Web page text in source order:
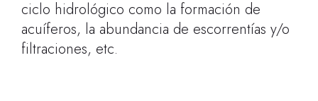
ciclo hidrológico como la formación de
acuíferos, la abundancia de escorrentías y/o
filtraciones, etc.